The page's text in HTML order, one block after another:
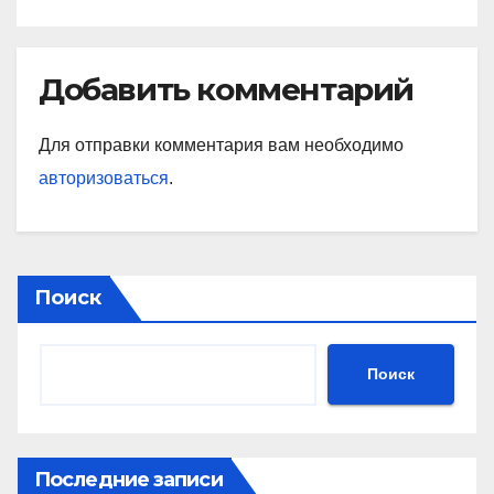
Добавить комментарий
Для отправки комментария вам необходимо
авторизоваться.
Поиск
Поиск
Последние записи